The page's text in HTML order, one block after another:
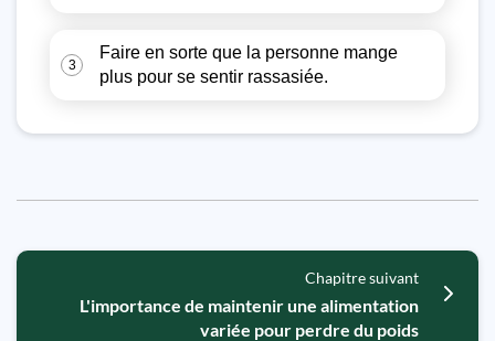
3
Faire en sorte que la personne mange
plus pour se sentir rassasiée.
Chapitre suivant
L'importance de maintenir une alimentation
variée pour perdre du poids